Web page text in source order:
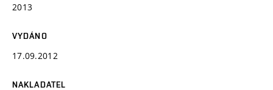
2013
VYDÁNO
17.09.2012
NAKLADATEL